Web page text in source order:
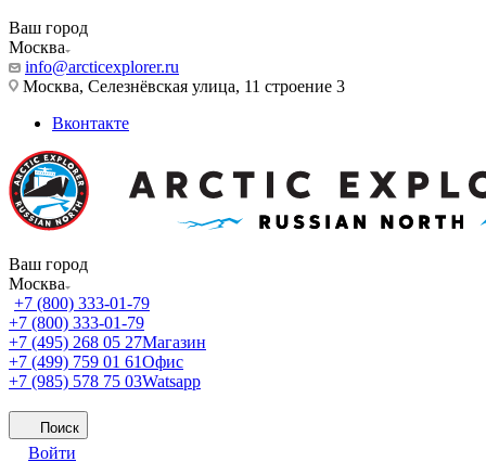
Ваш город
Москва
info@arcticexplorer.ru
Москва, Селезнёвская улица, 11 строение 3
Вконтакте
Ваш город
Москва
+7 (800) 333-01-79
+7 (800) 333-01-79
+7 (495) 268 05 27Магазин
+7 (499) 759 01 61Офис
+7 (985) 578 75 03Watsapp
Поиск
Войти